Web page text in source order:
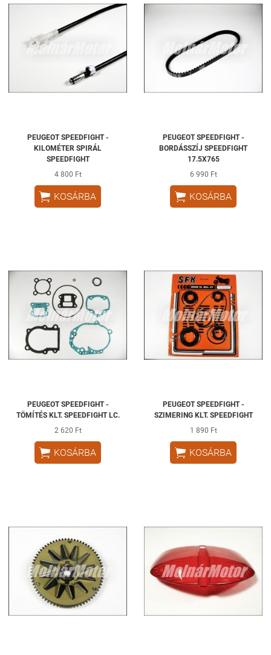
PEUGEOT SPEEDFIGHT -
KILOMÉTER SPIRÁL
SPEEDFIGHT
4 800 Ft
 KOSÁRBA
PEUGEOT SPEEDFIGHT -
BORDÁSSZÍJ SPEEDFIGHT
17.5X765
6 990 Ft
 KOSÁRBA
PEUGEOT SPEEDFIGHT -
TÖMÍTÉS KLT. SPEEDFIGHT LC.
2 620 Ft
 KOSÁRBA
PEUGEOT SPEEDFIGHT -
SZIMERING KLT. SPEEDFIGHT
1 890 Ft
 KOSÁRBA